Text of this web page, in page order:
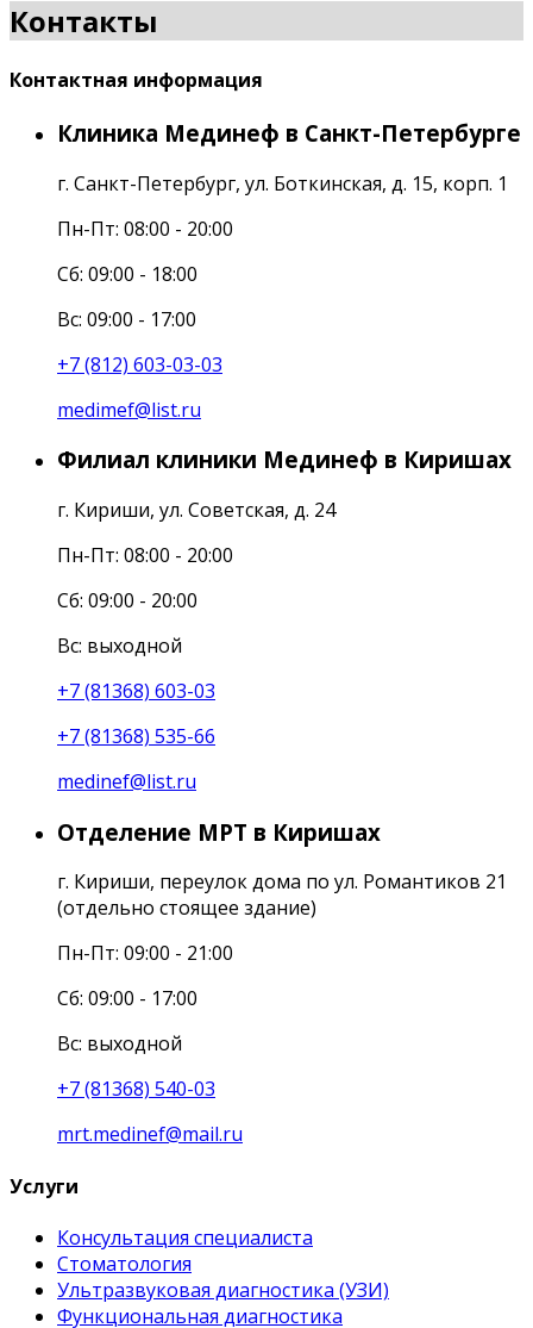
Контакты
Контактная информация
Клиника Мединеф в Санкт-Петербурге
г. Санкт-Петербург, ул. Боткинская, д. 15, корп. 1
Пн-Пт: 08:00 - 20:00
Cб: 09:00 - 18:00
Вс: 09:00 - 17:00
+7 (812) 603-03-03
medimef@list.ru
Филиал клиники Мединеф в Киришах
г. Кириши, ул. Советская, д. 24
Пн-Пт: 08:00 - 20:00
Сб: 09:00 - 20:00
Вс: выходной
+7 (81368) 603-03
+7 (81368) 535-66
medinef@list.ru
Отделение МРТ в Киришах
г. Кириши, переулок дома по ул. Романтиков 21
(отдельно стоящее здание)
Пн-Пт: 09:00 - 21:00
Сб: 09:00 - 17:00
Вс: выходной
+7 (81368) 540-03
mrt.medinef@mail.ru
Услуги
Консультация специалиста
Стоматология
Ультразвуковая диагностика (УЗИ)
Функциональная диагностика